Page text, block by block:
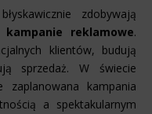
zdobywają
kampanie reklamowe.
klientów, budują
sprzedaż. W świecie
zaplanowana kampania
a spektakularnym